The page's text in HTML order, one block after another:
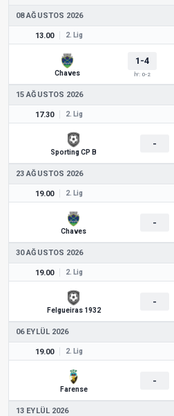
08 AĞUSTOS 2026
13.00 2. Lig
Chaves
1-4
İY: 0-2
15 AĞUSTOS 2026
17.30 2. Lig
Sporting CP B
-
23 AĞUSTOS 2026
19.00 2. Lig
Chaves
-
30 AĞUSTOS 2026
19.00 2. Lig
Felgueiras 1932
-
06 EYLÜL 2026
19.00 2. Lig
Farense
-
13 EYLÜL 2026